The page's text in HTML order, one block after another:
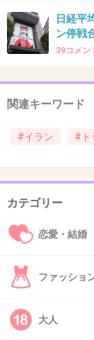
憎まれっ子世
だなって感じ
NATO加盟国は
じいちゃんだな
裸の王様を体現し
>>4
日経平
ン停戦
39コメン
関連キーワード
#イラン #ト
カテゴリー
恋愛・結婚
ファッショ
大人